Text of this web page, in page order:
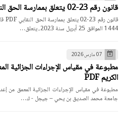
قانون رقم 23-02 يتعلق بممارسة الحق النقابي PDF
1444 الموافق 25 أبريل سنة 2023، يتعلق…
07 مارس 2026
مطبوعة في مقياس الإجراءات الجزائية
الكريم PDF
جامعة محمد الصديق بن يحي – جيجل - ك…